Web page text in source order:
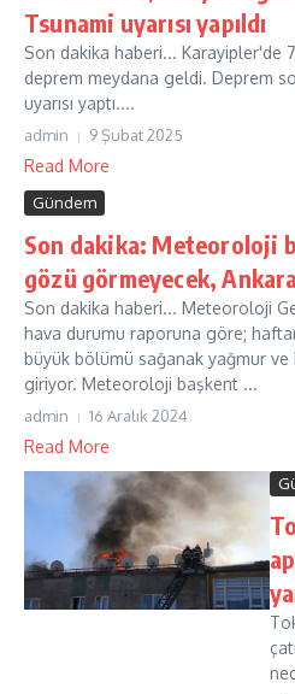
Tsunami uyarısı yapıldı
Son dakika haberi... Karayipler'de
deprem meydana geldi. Deprem
uyarısı yaptı....
admin 9 Şubat 2025
Read More
Gündem
Son dakika: Meteoroloji
gözü görmeyecek,
Son dakika haberi... Meteoroloji
hava durumu raporuna göre;
büyük bölümü sağanak yağmur ve
giriyor. Meteoroloji başkent ...
admin 16 Aralık 2024
Read More